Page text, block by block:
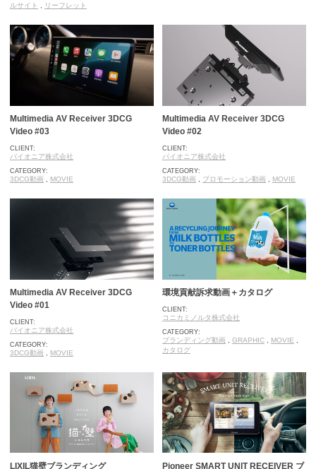
ルサイト
リーフレット
Multimedia AV Receiver 3DCG
Video #03
CLIENT:
パイオニア株式会社
CATEGORY:
3DCG動画 MOVIE
Multimedia AV Receiver 3DCG
Video #02
CLIENT:
パイオニア株式会社
CATEGORY:
3DCG動画 プロモーション動画 MOVIE
Multimedia AV Receiver 3DCG
Video #01
CLIENT:
パイオニア株式会社
CATEGORY:
3DCG動画 MOVIE
環境貢献訴求動画＋カタログ
CLIENT:
コニカミノルタ株式会社
CATEGORY:
ブランディング動画 GRAPHIC MOVIE
カタログ
LIXIL猫壁ブランディング Pioneer SMART UNIT RECEIVER ブ